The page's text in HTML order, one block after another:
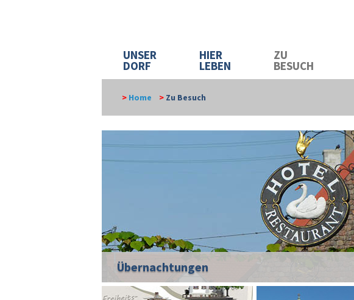
UNSER
DORF
HIER
LEBEN
ZU
BESUCH
> Home > Zu Besuch
Übernachtungen